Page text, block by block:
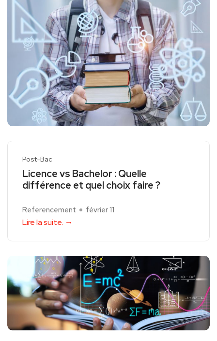
Post-Bac
Licence vs Bachelor : Quelle
différence et quel choix faire ?
Referencement février 11
Lire la suite.